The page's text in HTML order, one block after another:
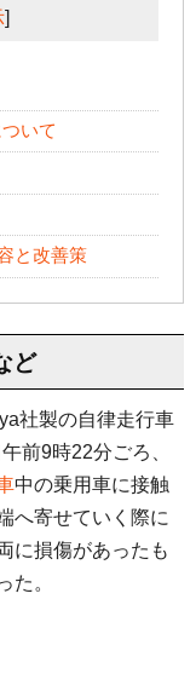
]
いて
と改善策
ど
社製の自律走行車
前9時22分ごろ、
中の乗用車に接触
へ寄せていく際に
に損傷があったも
た。